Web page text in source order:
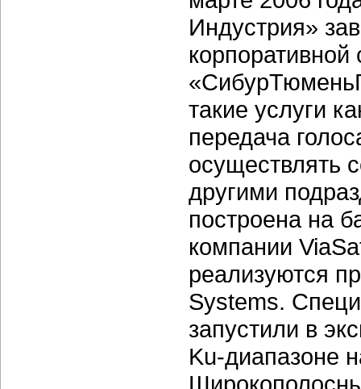
Индустрия»
корпоративной
такие услуги
передача
осуществлять
другими
построена на
компании
реализуются
Systems.
запустили в
Ku-диапазоне